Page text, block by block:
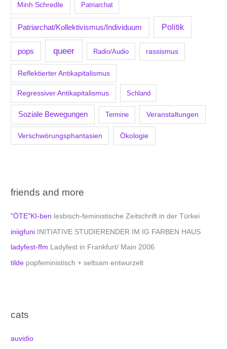
Minh Schredle Patriarchat
Patriarchat/Kollektivismus/Individuum Politik
pops queer Radio/Audio rassismus
Reflektierter Antikapitalismus
Regressiver Antikapitalismus Schland
Soziale Bewegungen Termine Veranstaltungen
Verschwörungsphantasien Ökologie
friends and more
"ÖTE"KI-ben lesbisch-feministische Zeitschrift in der Türkei
iniigfuni INITIATIVE STUDIERENDER IM IG FARBEN HAUS
ladyfest-ffm Ladyfest in Frankfurt/ Main 2006
tilde popfeministisch + seltsam entwurzelt
cats
auvidio